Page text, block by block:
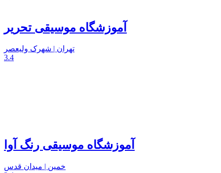
آموزشگاه موسیقی تحریر
تهران | شهرک ولیعصر
3.4
آموزشگاه موسیقی رنگ آوا
خمین | میدان قدس